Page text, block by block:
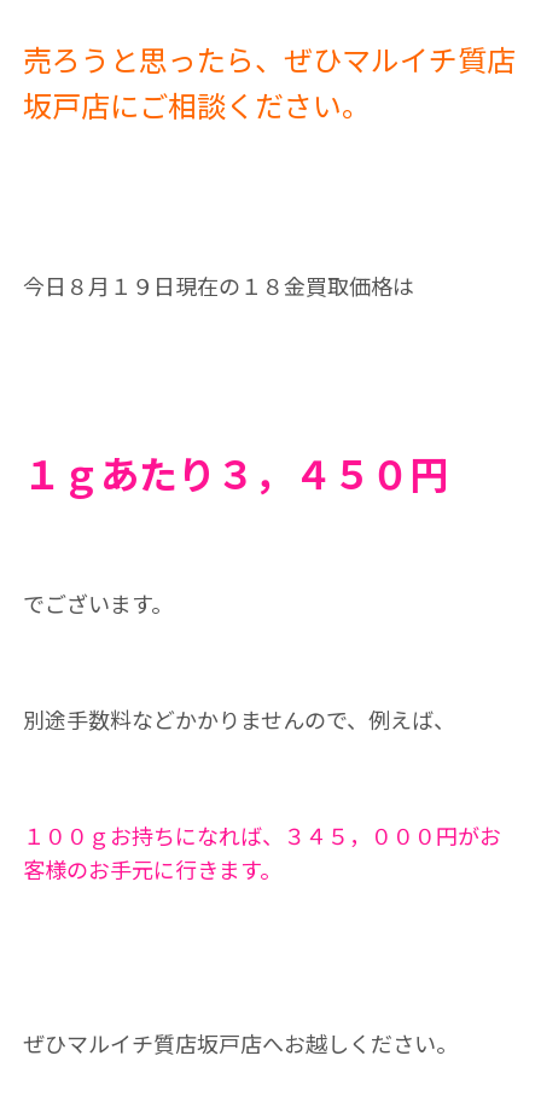
売ろうと思ったら、ぜひマルイチ質店
坂戸店にご相談ください。
今日８ 月１９ 日現在の１８金買取価格は
１ｇあたり３，４５ ０円
でございます。
別途手数料などかかりませんので、例えば、
１００ｇお持ちになれば、３４５ ，０００円がお
客様のお手元に行きます。
ぜひマルイチ質店坂戸店へお越しください。